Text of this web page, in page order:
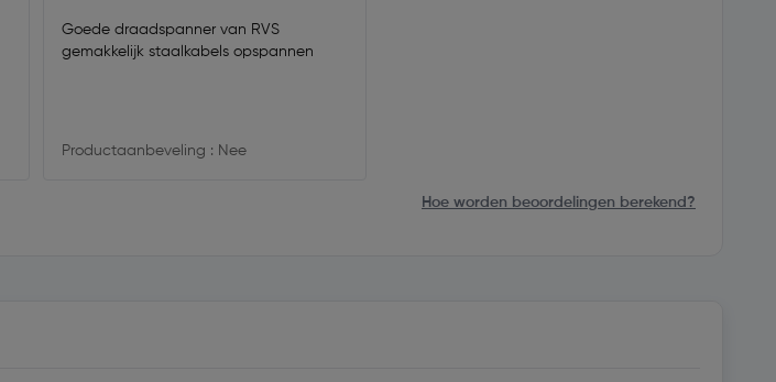
Goede draadspanner van RVS
gemakkelijk staalkabels opspannen
Productaanbeveling : Nee
Hoe worden beoordelingen berekend?